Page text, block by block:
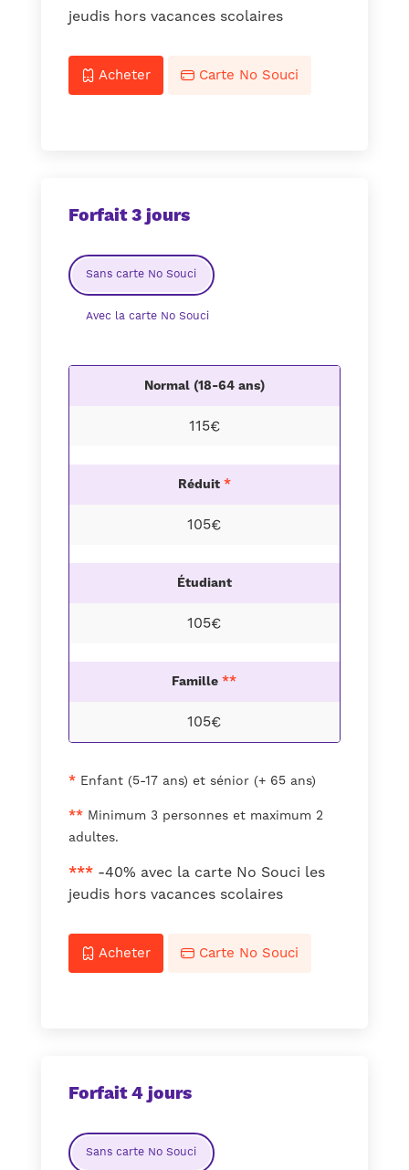
jeudis hors vacances scolaires
Acheter Carte No Souci
Forfait 3 jours
Sans carte No Souci
Avec la carte No Souci
Normal (18-64 ans)
115€
Réduit *
105€
Étudiant
105€
Famille**
105€
*Enfant (5-17 ans) et sénior (+ 65 ans)
**Minimum 3 personnes et maximum 2
adultes.
***-40% avec la carte No Souci les
jeudis hors vacances scolaires
Acheter Carte No Souci
Forfait 4 jours
Sans carte No Souci